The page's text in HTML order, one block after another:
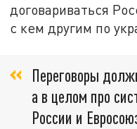
договариваться
с кем другим по
Переговоры
а в целом про
России и